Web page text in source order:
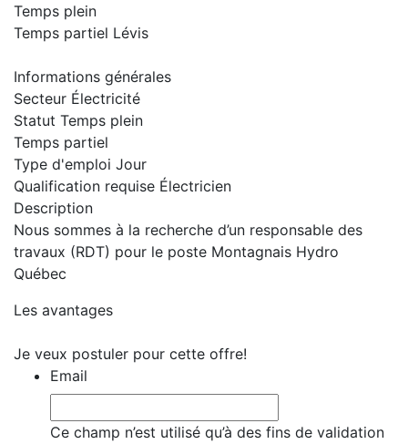
Temps plein
Temps partiel Lévis
Informations générales
Secteur Électricité
Statut Temps plein
Temps partiel
Type d'emploi Jour
Qualification requise Électricien
Description
Nous sommes à la recherche d’un responsable des
travaux (RDT) pour le poste Montagnais Hydro
Québec
Les avantages
Je veux postuler pour cette offre!
Email
Ce champ n’est utilisé qu’à des fins de validation